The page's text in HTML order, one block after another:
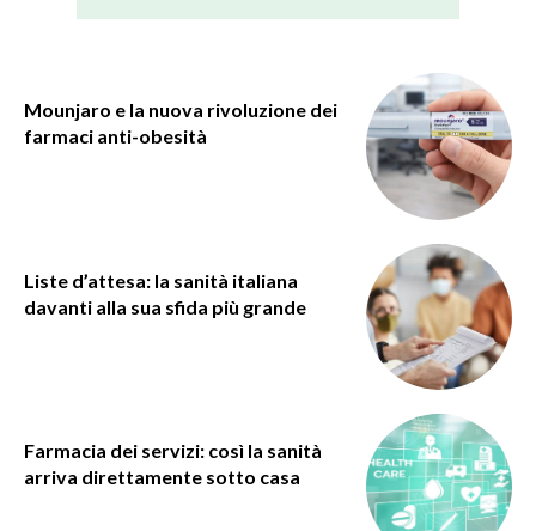
Mounjaro e la nuova rivoluzione dei
farmaci anti-obesità
Liste d’attesa: la sanità italiana
davanti alla sua sfida più grande
Farmacia dei servizi: così la sanità
arriva direttamente sotto casa